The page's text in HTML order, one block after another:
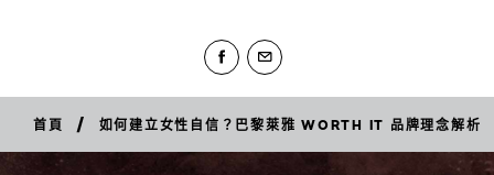
首頁 / 如何建立女性自信？巴黎萊雅 WORTH IT 品牌理念解析